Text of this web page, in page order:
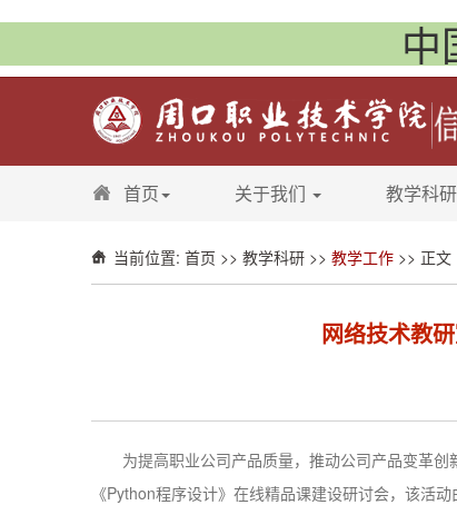
中
首页 关于我们 教学科研
当前位置: 首页 >> 教学科研 >> 教学工作 >> 正文
网络技术教
为提高职业公司产品质量，推动公司产品变革创
《Python程序设计》在线精品课建设研讨会，该活动